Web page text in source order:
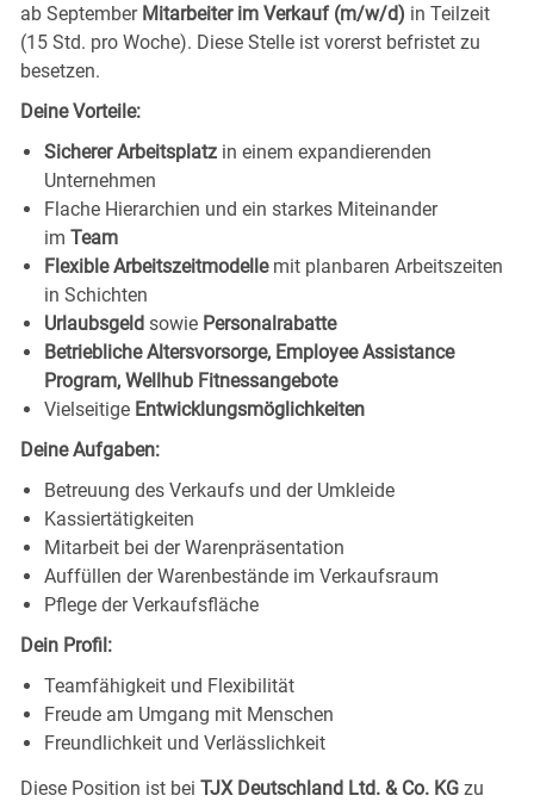
ab September Mitarbeiter im Verkauf (m/w/d) in Teilzeit
(15 Std. pro Woche). Diese Stelle ist vorerst befristet zu
besetzen.
Deine Vorteile:
Sicherer Arbeitsplatz in einem expandierenden
Unternehmen
Flache Hierarchien und ein starkes Miteinander
im Team
Flexible Arbeitszeitmodelle mit planbaren Arbeitszeiten
in Schichten
Urlaubsgeld sowie Personalrabatte
Betriebliche Altersvorsorge, Employee Assistance
Program, Wellhub Fitnessangebote
Vielseitige Entwicklungsmöglichkeiten
Deine Aufgaben:
Betreuung des Verkaufs und der Umkleide
Kassiertätigkeiten
Mitarbeit bei der Warenpräsentation
Auffüllen der Warenbestände im Verkaufsraum
Pflege der Verkaufsfläche
Dein Profil:
Teamfähigkeit und Flexibilität
Freude am Umgang mit Menschen
Freundlichkeit und Verlässlichkeit
Diese Position ist bei TJX Deutschland Ltd. & Co. KG zu